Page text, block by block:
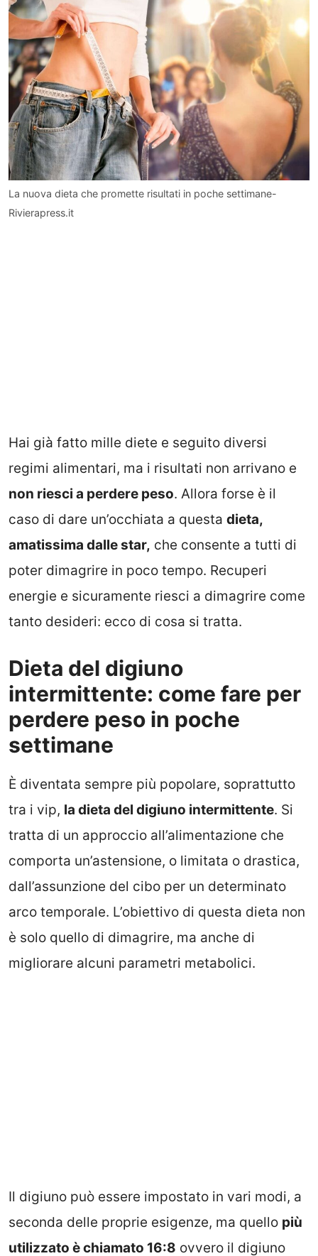
La nuova dieta che promette risultati in poche settimane-
Rivierapress.it
Hai già fatto mille diete e seguito diversi
regimi alimentari, ma i risultati non arrivano e
non riesci a perdere peso. Allora forse è il
caso di dare un’occhiata a questa dieta,
amatissima dalle star, che consente a tutti di
poter dimagrire in poco tempo. Recuperi
energie e sicuramente riesci a dimagrire come
tanto desideri: ecco di cosa si tratta.
Dieta del digiuno
intermittente: come fare per
perdere peso in poche
settimane
È diventata sempre più popolare, soprattutto
tra i vip, la dieta del digiuno intermittente. Si
tratta di un approccio all’alimentazione che
comporta un’astensione, o limitata o drastica,
dall’assunzione del cibo per un determinato
arco temporale. L’obiettivo di questa dieta non
è solo quello di dimagrire, ma anche di
migliorare alcuni parametri metabolici.
Il digiuno può essere impostato in vari modi, a
seconda delle proprie esigenze, ma quello più
utilizzato è chiamato 16:8 ovvero il digiuno